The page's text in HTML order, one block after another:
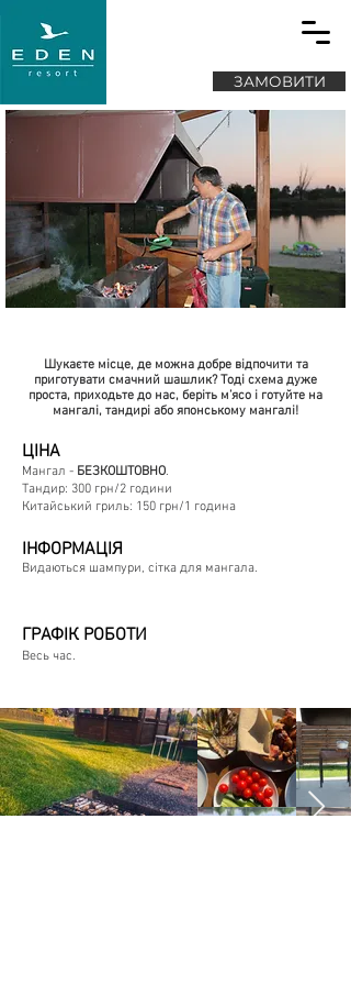
ЗАМОВИТИ
Шукаєте місце, де можна добре відпочити та
приготувати смачний шашлик? Тоді схема дуже
проста, приходьте до нас, беріть м’ясо і готуйте на
мангалі, тандирі або японському мангалі!
ЦІНА
Мангал - БЕЗКОШТОВНО.
Тандир: 300 грн/2 години
Китайський гриль: 150 грн/1 година
ІНФОРМАЦІЯ
Видаються шампури, сітка для мангала.
ГРАФІК РОБОТИ
Весь час.